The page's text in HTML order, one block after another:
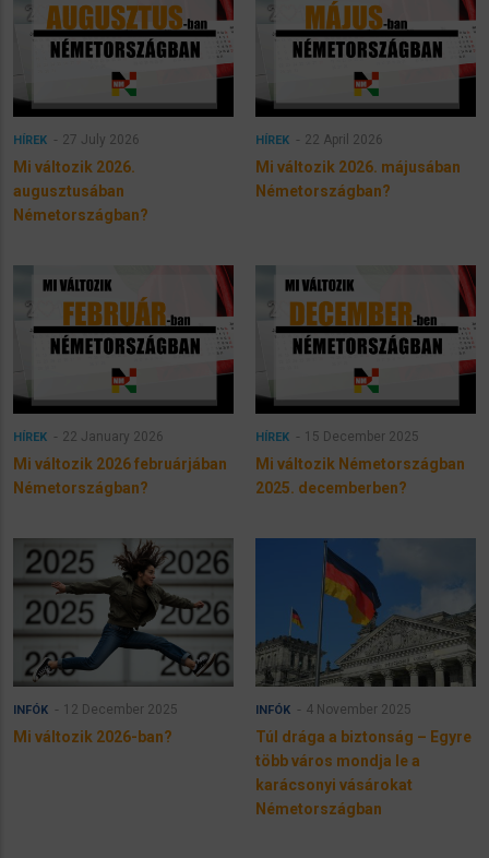
HÍREK 27 July 2026
Mi változik 2026.
augusztusában
Németországban?
HÍREK 22 April 2026
Mi változik 2026. májusában
Németországban?
HÍREK 22 January 2026
Mi változik 2026 februárjában
Németországban?
HÍREK 15 December 2025
Mi változik Németországban
2025. decemberben?
INFÓK 12 December 2025
Mi változik 2026-ban?
INFÓK 4 November 2025
Túl drága a biztonság – Egyre
több város mondja le a
karácsonyi vásárokat
Németországban